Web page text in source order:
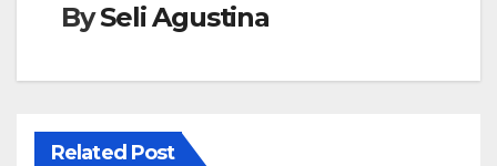
BySeli Agustina
Related Post